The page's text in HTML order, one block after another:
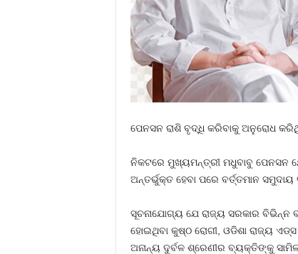
ପେନସନ ରାଶି ବୃଦ୍ଧି କରିବାକୁ ଅନୁରୋଧ
ନିକଟରେ ମୁଖ୍ୟମନ୍ତ୍ରୀ ମଧୁବାବୁ ପେନସନ
ଅନ୍ତର୍ଭୁକ୍ତ ହେବା ପରେ ବର୍ତ୍ତମାନ
ସୂଚନାଯୋଗ୍ୟ ଯେ ରାଜ୍ୟ ସରକାର ବିଭିନ୍ନ
ହୋଇଥିବା କୁଷ୍ଠ ରୋଗୀ, ଓଡିଶା ରାଜ୍ୟ
ଅନାନ୍ୟ ଦୁର୍ବଳ ଶ୍ରେଣୀର ବ୍ୟକ୍ତିଙ୍କୁ ସାମିଲ